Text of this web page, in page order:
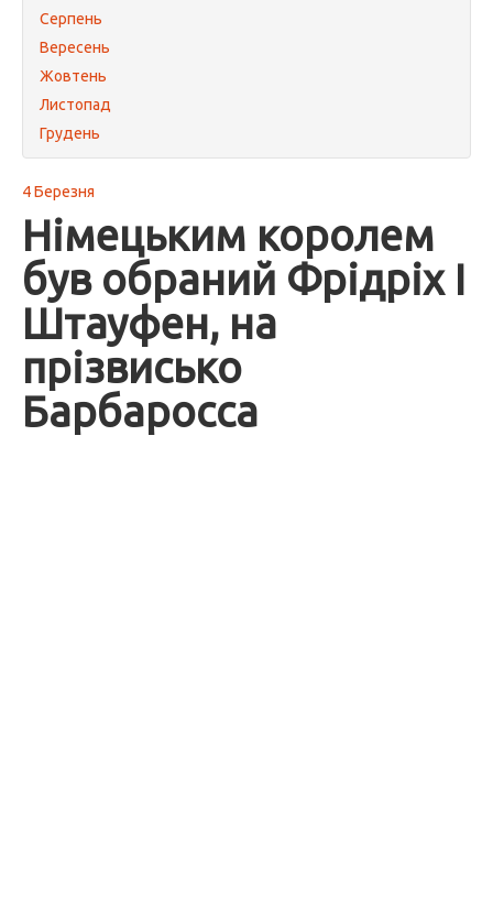
Серпень
Вересень
Жовтень
Листопад
Грудень
4 Березня
Німецьким королем
був обраний Фрідріх I
Штауфен, на
прізвисько
Барбаросса